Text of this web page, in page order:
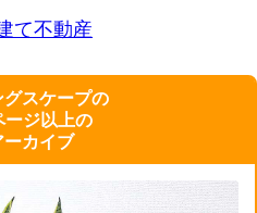
て不動産
グスケープの
ージ以上の
ーカイブ